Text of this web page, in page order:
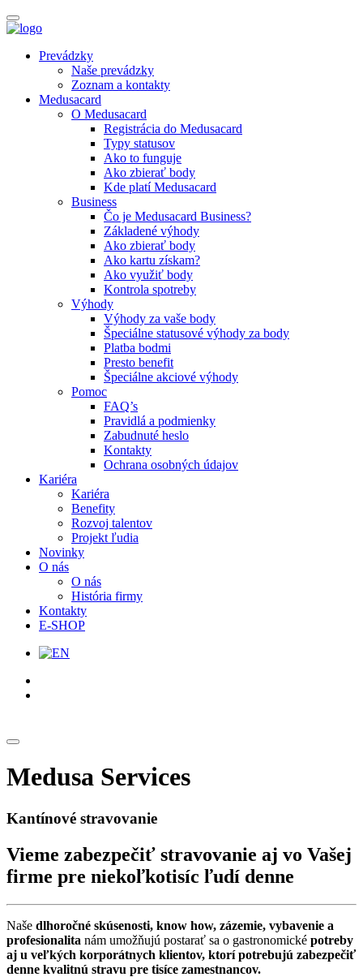
Prevádzky
Naše prevádzky
Zoznam a kontakty
Medusacard
O Medusacard
Registrácia do Medusacard
Typy statusov
Ako to funguje
Ako zbierať body
Kde platí Medusacard
Business
Čo je Medusacard Business?
Základené výhody
Ako zbierať body
Ako kartu získam?
Ako využiť body
Kontrola spotreby
Výhody
Výhody za vaše body
Špeciálne statusové výhody za body
Platba bodmi
Presto benefit
Špeciálne akciové výhody
Pomoc
FAQ’s
Pravidlá a podmienky
Zabudnuté heslo
Kontakty
Ochrana osobných údajov
Kariéra
Kariéra
Benefity
Rozvoj talentov
Projekt ľudia
Novinky
O nás
O nás
História firmy
Kontakty
E-SHOP
Medusa Services
Kantínové stravovanie
Vieme zabezpečiť stravovanie aj vo Vašej
firme pre niekoľkotisíc ľudí denne
Naše dlhoročné skúsenosti, know how, zázemie, vybavenie a
profesionalita nám umožňujú postarať sa o gastronomické potreby
aj u veľkých korporátnych klientov, ktorí potrebujú zabezpečiť
denne kvalitnú stravu pre tisíce zamestnancov.